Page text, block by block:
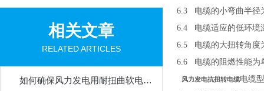
相关文章
RELATED ARTICLES
如何确保风力发电用耐扭曲软电缆长期可靠运行？
6.3
电缆的小弯曲半径
6.4
电缆适应的低环境
6.5
电缆的大扭转角度
6.6
电缆的阻燃性能为
风力发电抗扭转电缆电缆